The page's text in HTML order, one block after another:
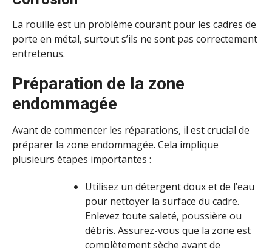
La rouille est un problème courant pour les cadres de
porte en métal, surtout s’ils ne sont pas correctement
entretenus.
Préparation de la zone
endommagée
Avant de commencer les réparations, il est crucial de
préparer la zone endommagée. Cela implique
plusieurs étapes importantes :
Utilisez un détergent doux et de l’eau
pour nettoyer la surface du cadre.
Enlevez toute saleté, poussière ou
débris. Assurez-vous que la zone est
complètement sèche avant de